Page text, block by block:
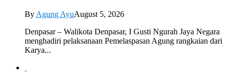
By Agung AyuAugust 5, 2026
Denpasar – Walikota Denpasar, I Gusti Ngurah Jaya Negara
menghadiri pelaksanaan Pemelaspasan Agung rangkaian dari
Karya...